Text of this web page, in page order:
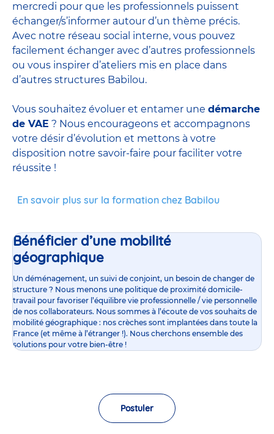
mercredi pour que les professionnels puissent
échanger/s’informer autour d’un thème précis.
Avec notre réseau social interne, vous pouvez
facilement échanger avec d’autres professionnels
ou vous inspirer d’ateliers mis en place dans
d’autres structures Babilou.
Vous souhaitez évoluer et entamer une démarche
de VAE ? Nous encourageons et accompagnons
votre désir d’évolution et mettons à votre
disposition notre savoir-faire pour faciliter votre
réussite !
En savoir plus sur la formation chez Babilou
Bénéficier d’une mobilité
géographique
Un déménagement, un suivi de conjoint, un besoin de changer de
structure ? Nous menons une politique de proximité domicile-
travail pour favoriser l’équilibre vie professionnelle / vie personnelle
de nos collaborateurs. Nous sommes à l’écoute de vos souhaits de
mobilité géographique : nos crèches sont implantées dans toute la
France (et même à l’étranger !). Nous cherchons ensemble des
solutions pour votre bien-être !
Postuler